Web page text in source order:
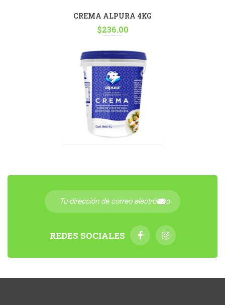
CREMA ALPURA 4KG
$236.00
REDES SOCIALES